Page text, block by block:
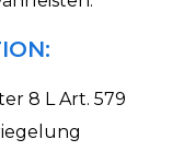
8 L Art. 579